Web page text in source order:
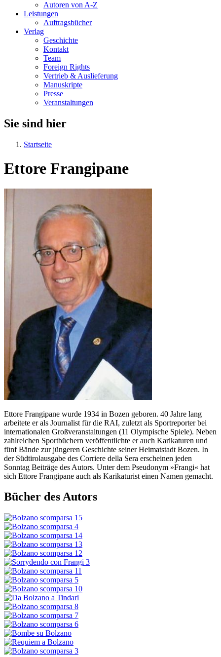
Autoren von A-Z
Leistungen
Auftragsbücher
Verlag
Geschichte
Kontakt
Team
Foreign Rights
Vertrieb & Auslieferung
Manuskripte
Presse
Veranstaltungen
Sie sind hier
Startseite
Ettore Frangipane
Ettore Frangipane wurde 1934 in Bozen geboren. 40 Jahre lang
arbeitete er als Journalist für die RAI, zuletzt als Sportreporter bei
internationalen Großveranstaltungen (11 Olympische Spiele). Neben
zahlreichen Sportbüchern veröffentlichte er auch Karikaturen und
fünf Bände zur jüngeren Geschichte seiner Heimatstadt Bozen. In
der Südtirolausgabe des Corriere della Sera erscheinen jeden
Sonntag Beiträge des Autors. Unter dem Pseudonym »Frangi« hat
sich Ettore Frangipane auch als Karikaturist einen Namen gemacht.
Bücher des Autors